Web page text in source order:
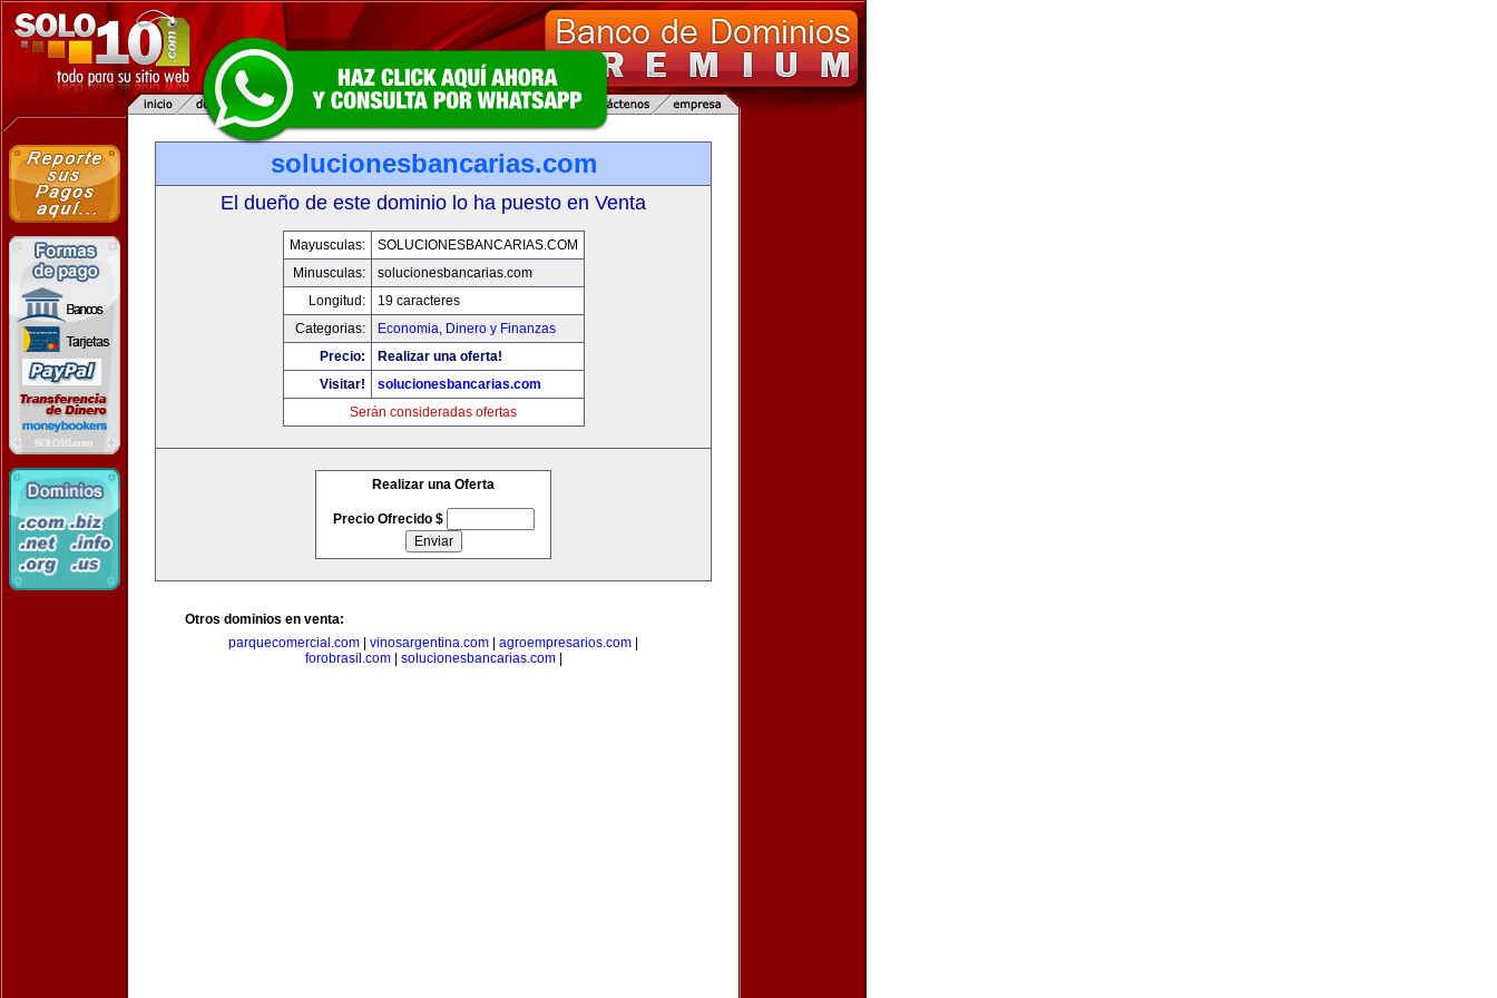
solucionesbancarias.com
El dueño de este dominio lo ha puesto en Venta
Mayusculas:
SOLUCIONESBANCARIAS.COM
Minusculas:
solucionesbancarias.com
Longitud:
19 caracteres
Categorias:
Economia, Dinero y Finanzas
Precio:
Realizar una oferta!
Visitar!
solucionesbancarias.com
Serán consideradas ofertas
Realizar una Oferta
Precio Ofrecido $
Otros dominios en venta:
parquecomercial.com
vinosargentina.com agroempresarios.com
forobrasil.com| solucionesbancarias.com|